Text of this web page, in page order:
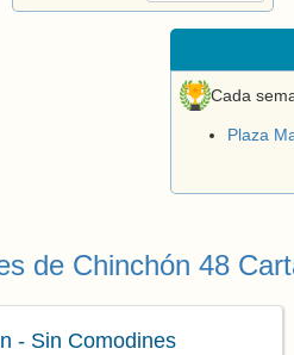
Cada
Plaza
de Chinchón 48
- Sin Comodines